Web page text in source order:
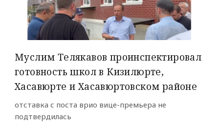
Муслим Телякавов проинспектировал
готовность школ в Кизилюрте,
Хасавюрте и Хасавюртовском районе
отставка с поста врио вице-премьера не
подтвердилась